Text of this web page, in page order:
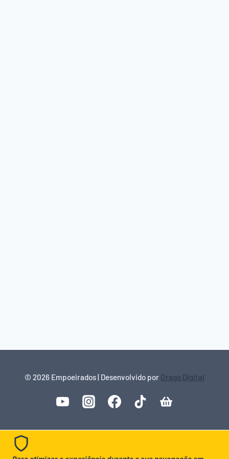
© 2026 Empoeirados | Desenvolvido por Orago Digital